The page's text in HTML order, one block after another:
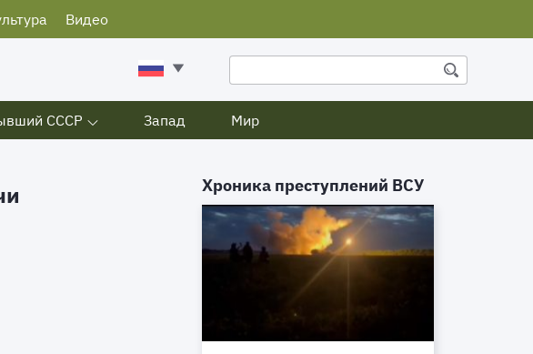
Видео
СССР Запад Мир
Хроника преступлений ВСУ